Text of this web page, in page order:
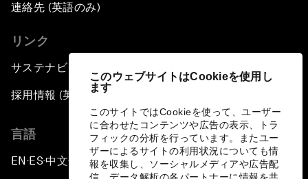
このウェブサイトはCookieを使用し
ます
このサイトではCookieを使って、ユーザー
に合わせたコンテンツや広告の表示、トラ
フィックの分析を行っています。またユー
ザーによるサイトの利用状況についても情
報を収集し、ソーシャルメディアや広告配
連絡先 (英語のみ)
リンク
サステナビリティへの取り組み
採用情報 (英語のみ)
言語
EN ▪ES▪中文▪ 日本語